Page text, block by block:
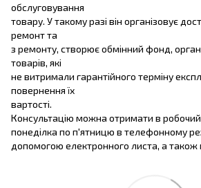
обслуговування
товару. У такому разі він організовує
ремонт та
з ремонту, створює обмінний фонд,
товарів, які
не витримали гарантійного терміну
повернення їх
вартості.
Консультацію можна отримати в робочий
понеділка по п'ятницю в телефонному
допомогою електронного листа, а також